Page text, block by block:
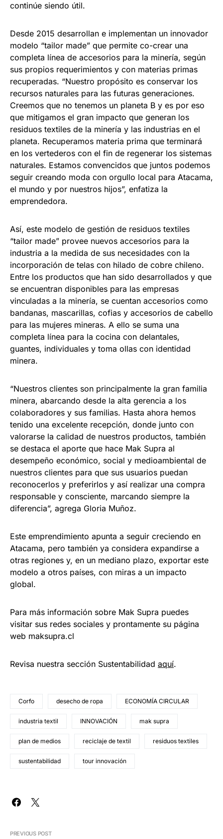
continúe siendo útil.
Desde 2015 desarrollan e implementan un innovador
modelo “tailor made” que permite co-crear una
completa línea de accesorios para la minería, según
sus propios requerimientos y con materias primas
recuperadas. “Nuestro propósito es conservar los
recursos naturales para las futuras generaciones.
Creemos que no tenemos un planeta B y es por eso
que mitigamos el gran impacto que generan los
residuos textiles de la minería y las industrias en el
planeta. Recuperamos materia prima que terminará
en los vertederos con el fin de regenerar los sistemas
naturales. Estamos convencidos que juntos podemos
seguir creando moda con orgullo local para Atacama,
el mundo y por nuestros hijos”, enfatiza la
emprendedora.
Así, este modelo de gestión de residuos textiles
“tailor made” provee nuevos accesorios para la
industria a la medida de sus necesidades con la
incorporación de telas con hilado de cobre chileno.
Entre los productos que han sido desarrollados y que
se encuentran disponibles para las empresas
vinculadas a la minería, se cuentan accesorios como
bandanas, mascarillas, cofias y accesorios de cabello
para las mujeres mineras. A ello se suma una
completa línea para la cocina con delantales,
guantes, individuales y toma ollas con identidad
minera.
“Nuestros clientes son principalmente la gran familia
minera, abarcando desde la alta gerencia a los
colaboradores y sus familias. Hasta ahora hemos
tenido una excelente recepción, donde junto con
valorarse la calidad de nuestros productos, también
se destaca el aporte que hace Mak Supra al
desempeño económico, social y medioambiental de
nuestros clientes para que sus usuarios puedan
reconocerlos y preferirlos y así realizar una compra
responsable y consciente, marcando siempre la
diferencia”, agrega Gloria Muñoz.
Este emprendimiento apunta a seguir creciendo en
Atacama, pero también ya considera expandirse a
otras regiones y, en un mediano plazo, exportar este
modelo a otros países, con miras a un impacto
global.
Para más información sobre Mak Supra puedes
visitar sus redes sociales y prontamente su página
web maksupra.cl
Revisa nuestra sección Sustentabilidad aquí.
Corfo desecho de ropa ECONOMÍA CIRCULAR
industria textil INNOVACIÓN mak supra
plan de medios reciclaje de textil residuos textiles
sustentabilidad tour innovación
PREVIOUS POST